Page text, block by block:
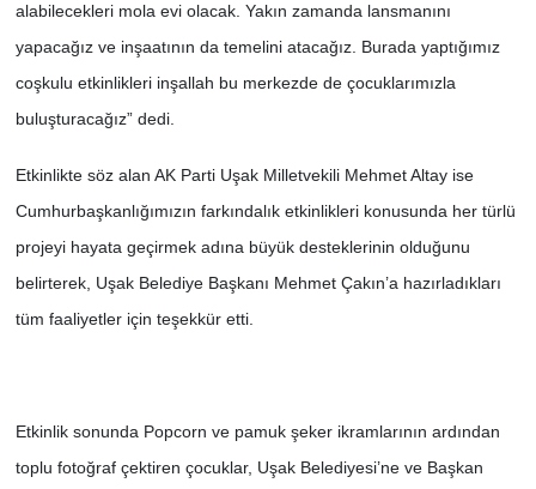
alabilecekleri mola evi olacak. Yakın zamanda lansmanını
yapacağız ve inşaatının da temelini atacağız. Burada yaptığımız
coşkulu etkinlikleri inşallah bu merkezde de çocuklarımızla
buluşturacağız” dedi.
Etkinlikte söz alan AK Parti Uşak Milletvekili Mehmet Altay ise
Cumhurbaşkanlığımızın farkındalık etkinlikleri konusunda her türlü
projeyi hayata geçirmek adına büyük desteklerinin olduğunu
belirterek, Uşak Belediye Başkanı Mehmet Çakın’a hazırladıkları
tüm faaliyetler için teşekkür etti.
Etkinlik sonunda Popcorn ve pamuk şeker ikramlarının ardından
toplu fotoğraf çektiren çocuklar, Uşak Belediyesi’ne ve Başkan